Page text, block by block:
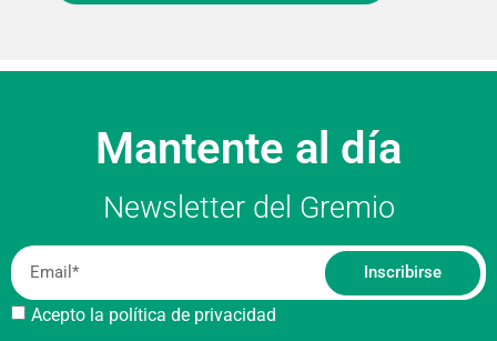
Mantente al día
Newsletter del Gremio
Acepto la política de privacidad
Inscribirse